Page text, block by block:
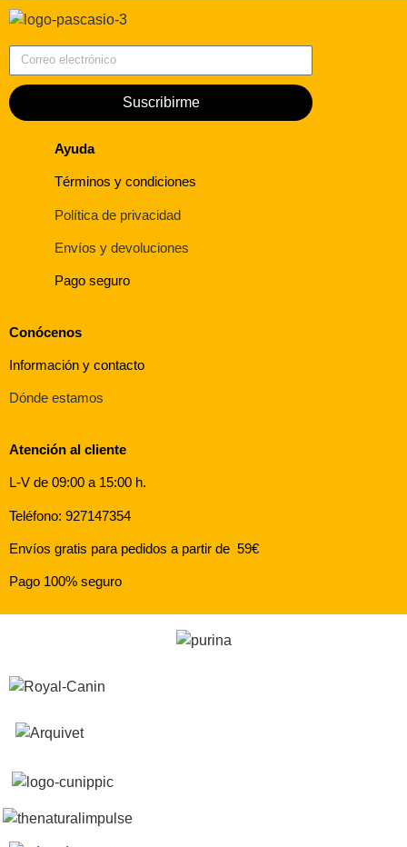
Suscribirme
Ayuda
Términos y condiciones
Política de privacidad
Envíos y devoluciones
Pago seguro
Conócenos
Información y contacto
Dónde estamos
Atención al cliente
L-V de 09:00 a 15:00 h.
Teléfono: 927147354
Envíos gratis para pedidos a partir de 59€
Pago 100% seguro